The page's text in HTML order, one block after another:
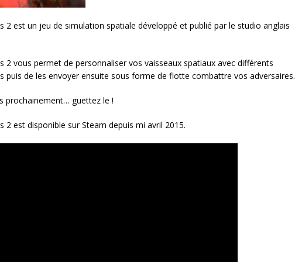
2 est un jeu de simulation spatiale développé et publié par le studio anglais
2 vous permet de personnaliser vos vaisseaux spatiaux avec différents
puis de les envoyer ensuite sous forme de flotte combattre vos adversaires.
prochainement… guettez le !
2 est disponible sur Steam depuis mi avril 2015.